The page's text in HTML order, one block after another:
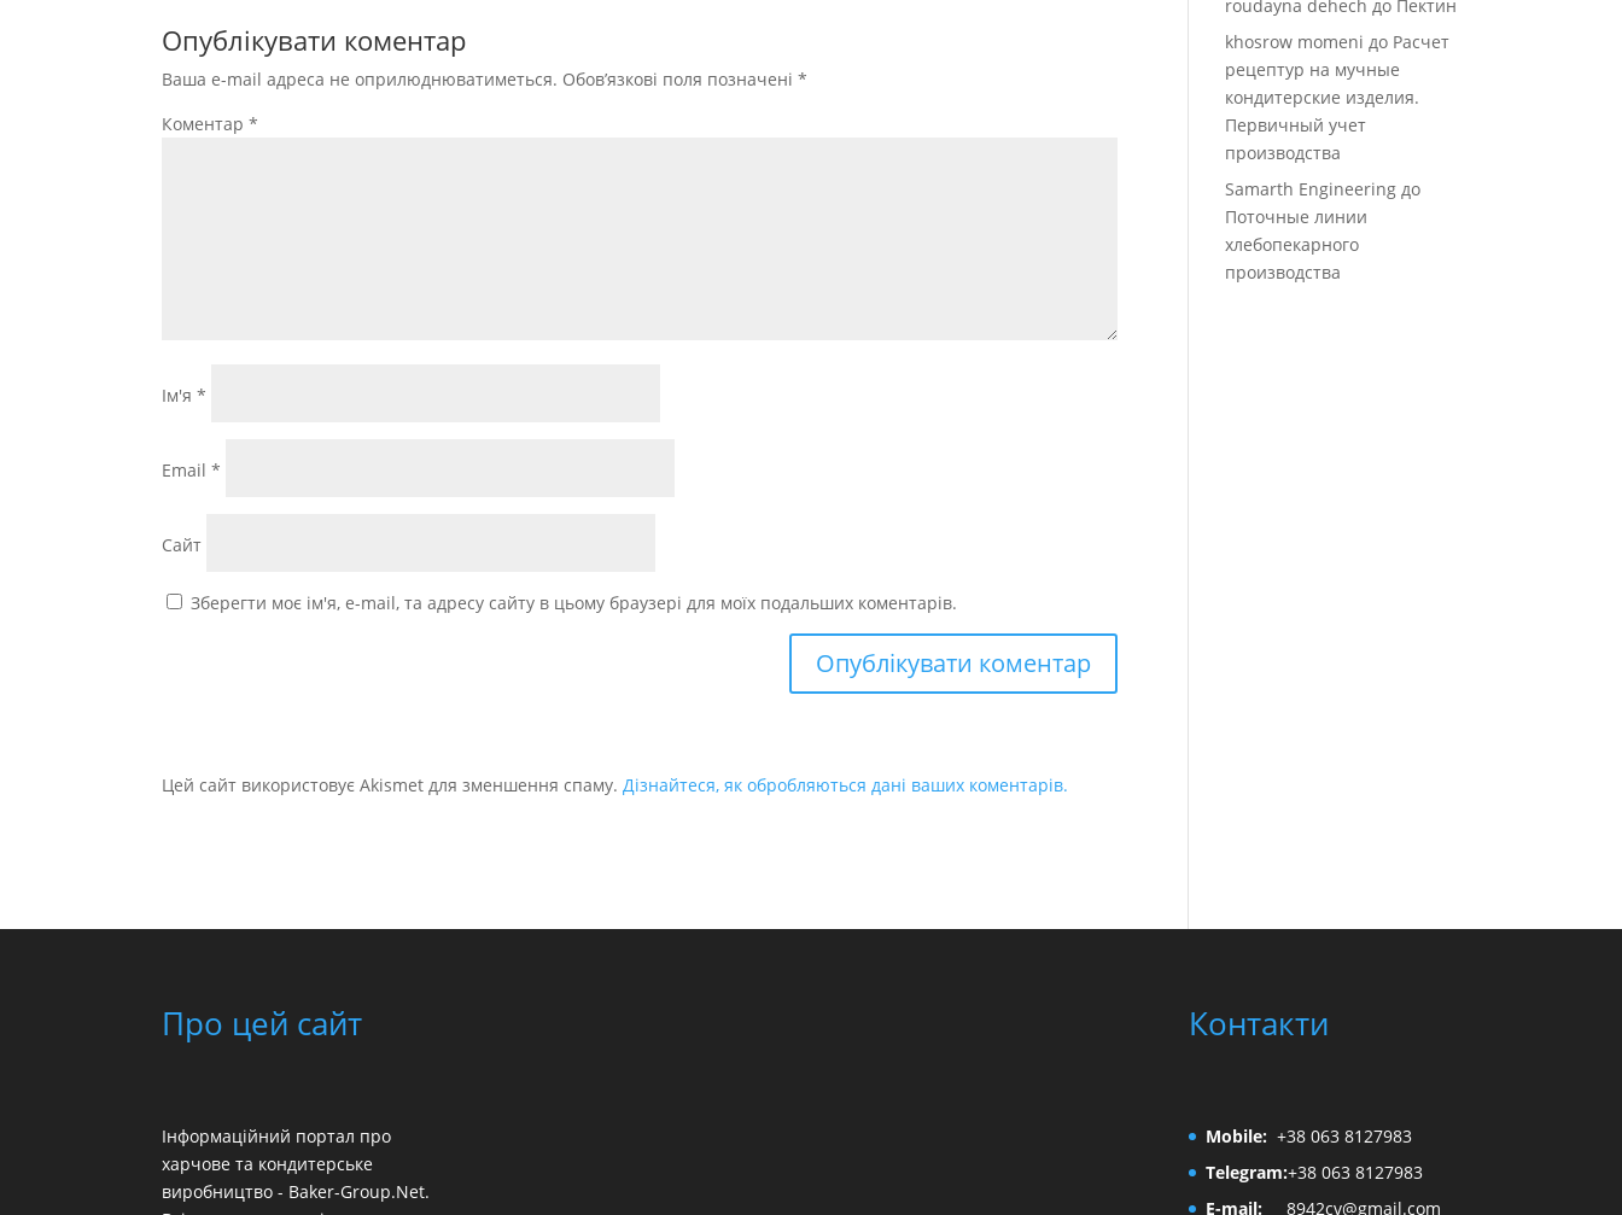
Опублікувати коментар
Ваша e-mail адреса не оприлюднюватиметься. Обов’язкові поля позначені*
Коментар*
Ім'я*
Email*
Сайт
Зберегти моє ім'я, e-mail, та адресу сайту в цьому браузері для моїх подальших коментарів.
Цей сайт використовує Akismet для зменшення спаму.Дізнайтеся, як обробляються дані ваших коментарів.
roudayna dehech до Пектин
khosrow momeni до Расчет
рецептур на мучные
кондитерские изделия.
Первичный учет
производства
Samarth Engineering до
Поточные линии
хлебопекарного
производства
Про цей сайт
Інформаційний портал про
харчове та кондитерське
виробництво - Baker-Group.Net.
Контакти
Mobile:+38 063 8127983
Telegram:+38 063 8127983
E-mail:
8942cv@gmail.com